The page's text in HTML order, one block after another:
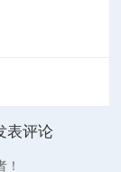
表评论